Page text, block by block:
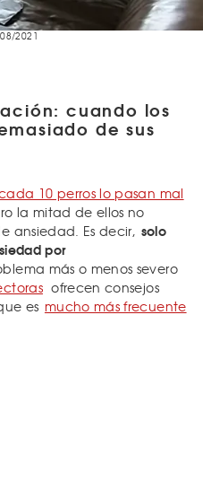
cuando los
de sus
2021
10 perros lo pasan mal
la mitad de ellos no
ansiedad. Es decir, solo
por
más o menos severo
ofrecen consejos
es mucho más frecuente